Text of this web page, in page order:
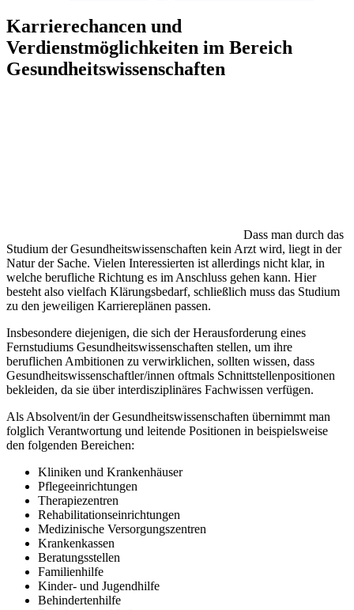
Karrierechancen und
Verdienstmöglichkeiten im Bereich
Gesundheitswissenschaften
Dass man durch das
Studium der Gesundheitswissenschaften kein Arzt wird, liegt in der
Natur der Sache. Vielen Interessierten ist allerdings nicht klar, in
welche berufliche Richtung es im Anschluss gehen kann. Hier
besteht also vielfach Klärungsbedarf, schließlich muss das Studium
zu den jeweiligen Karriereplänen passen.
Insbesondere diejenigen, die sich der Herausforderung eines
Fernstudiums Gesundheitswissenschaften stellen, um ihre
beruflichen Ambitionen zu verwirklichen, sollten wissen, dass
Gesundheitswissenschaftler/innen oftmals Schnittstellenpositionen
bekleiden, da sie über interdisziplinäres Fachwissen verfügen.
Als Absolvent/in der Gesundheitswissenschaften übernimmt man
folglich Verantwortung und leitende Positionen in beispielsweise
den folgenden Bereichen:
Kliniken und Krankenhäuser
Pflegeeinrichtungen
Therapiezentren
Rehabilitationseinrichtungen
Medizinische Versorgungszentren
Krankenkassen
Beratungsstellen
Familienhilfe
Kinder- und Jugendhilfe
Behindertenhilfe